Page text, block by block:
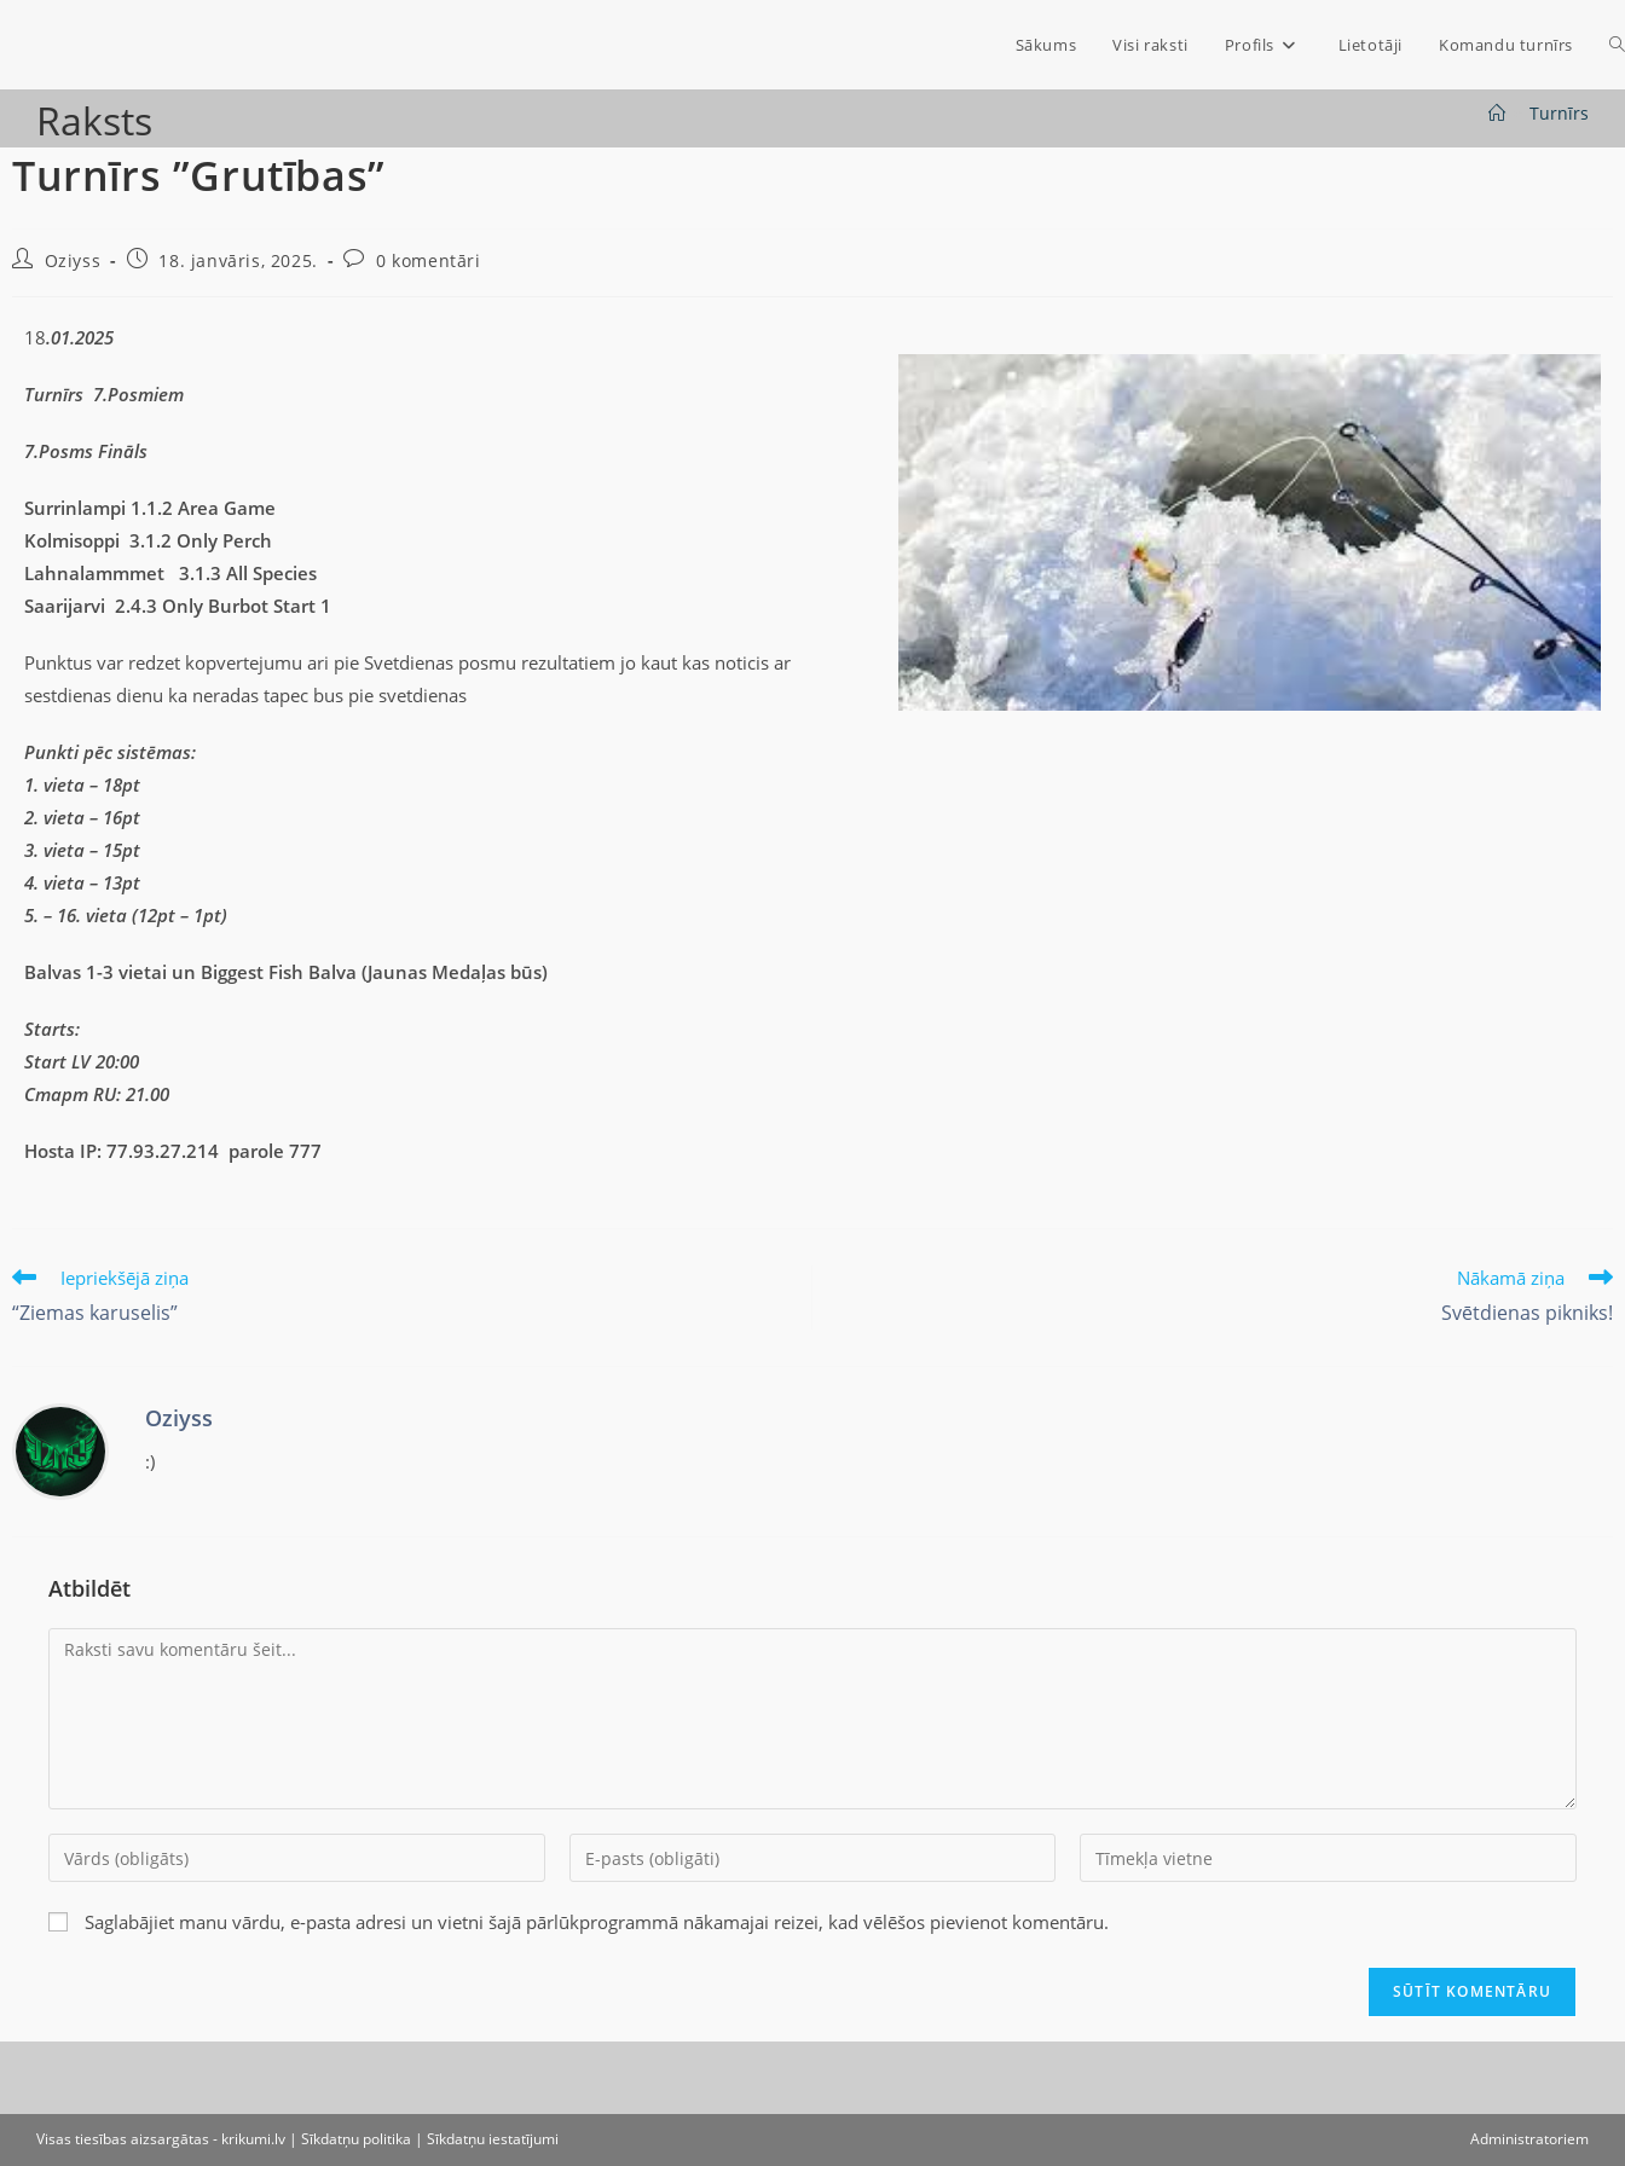
Sākums Visi raksti Profils Lietotāji Komandu turnīrs
Raksts Turnīrs
Turnīrs ”Grutības”
Oziyss 18. janvāris, 2025. 0 komentāri
18.01.2025
Turnīrs 7.Posmiem
7.Posms Fināls
Surrinlampi 1.1.2 Area Game
Kolmisoppi 3.1.2 Only Perch
Lahnalammmet 3.1.3 All Species
Saarijarvi 2.4.3 Only Burbot Start 1
Punktus var redzet kopvertejumu ari pie Svetdienas posmu rezultatiem jo kaut kas noticis ar
sestdienas dienu ka neradas tapec bus pie svetdienas
Punkti pēc sistēmas:
1. vieta – 18pt
2. vieta – 16pt
3. vieta – 15pt
4. vieta – 13pt
5. – 16. vieta (12pt – 1pt)
Balvas 1-3 vietai un Biggest Fish Balva (Jaunas Medaļas būs)
Starts:
Start LV 20:00
Старт RU: 21.00
Hosta IP: 77.93.27.214 parole 777
Iepriekšējā ziņa
“Ziemas karuselis”
Nākamā ziņa
Svētdienas pikniks!
Oziyss
:)
Atbildēt
Saglabājiet manu vārdu, e-pasta adresi un vietni šajā pārlūkprogrammā nākamajai reizei, kad vēlēšos pievienot komentāru.
Administratoriem
Visas tiesības aizsargātas - krikumi.lv | Sīkdatņu politika | Sīkdatņu iestatījumi